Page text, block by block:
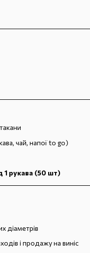
чай, напої to go)
1 рукава (50 шт)
діаметрів
і продажу на виніс